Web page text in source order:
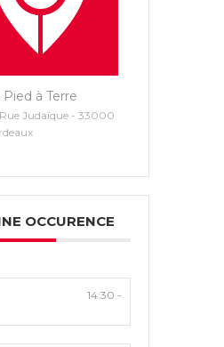
Pied à Terre
Judaïque - 33000
OCCURENCE
14:30 -